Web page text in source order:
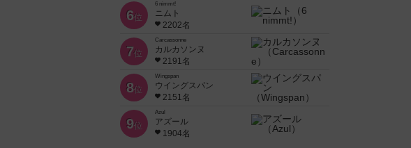
6位
6 nimmt!
ニムト
2202名
7位
Carcassonne
カルカソンヌ
2191名
8位
Wingspan
ウイングスパン
2151名
9位
Azul
アズール
1904名